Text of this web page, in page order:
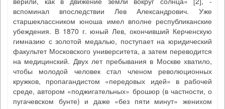
вспоминал впоследствии Лев Александрович. Уже
старшеклассником юноша имел вполне республиканские
убеждения. В 1870 г. юный Лев, окончивший Керченскую
гимназию с золотой медалью, поступает на юридический
факультет Московского университета, а затем переводится
на медицинский. Двух лет пребывания в Москве хватило,
чтобы молодой человек стал членом революционных
кружков, пропагандистом «передовых идей» в рабочей
среде, автором «поджигательных» брошюр (в частности, о
пугачевском бунте) и даже «без пяти минут» женихом